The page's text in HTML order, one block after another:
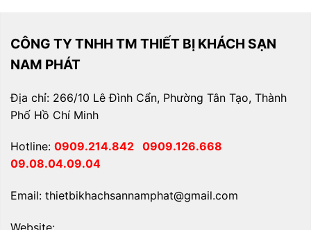
CÔNG TY TNHH TM THIẾT BỊ KHÁCH SẠN
NAM PHÁT
Địa chỉ: 266/10 Lê Đình Cẩn, Phường Tân Tạo, Thành
Phố Hồ Chí Minh
Hotline: 0909.214.842 0909.126.668
09.08.04.09.04
Email: thietbikhachsannamphat@gmail.com
Website: